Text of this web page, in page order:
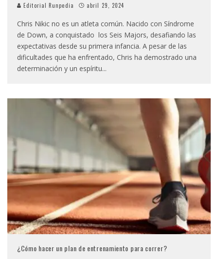
Editorial Runpedia abril 29, 2024
Chris Nikic no es un atleta común. Nacido con Síndrome
de Down, a conquistado los Seis Majors, desafiando las
expectativas desde su primera infancia. A pesar de las
dificultades que ha enfrentado, Chris ha demostrado una
determinación y un espíritu...
¿Cómo hacer un plan de entrenamiento para correr?